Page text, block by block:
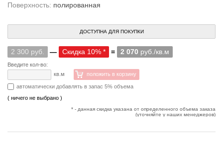
Поверхность: полированная
ДОСТУПНА ДЛЯ ПОКУПКИ
2 300 руб. — Скидка 10% * = 2 070 руб./кв.м
Введите кол-во:
кв.м
положить в корзину
автоматически добавлять в запас 5% объема
( ничего не выбрано )
* - данная скидка указана от определенного объема заказа
(уточняйте у наших менеджеров)